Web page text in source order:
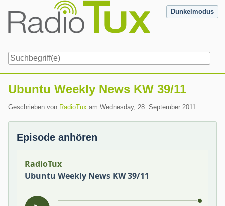
content
Dunkelmodus
Ubuntu Weekly News KW 39/11
Geschrieben von RadioTux am Wednesday, 28. September 2011
Episode anhören